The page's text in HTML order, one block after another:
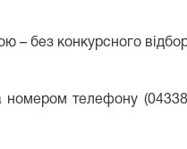
– без конкурсного
номером телефону